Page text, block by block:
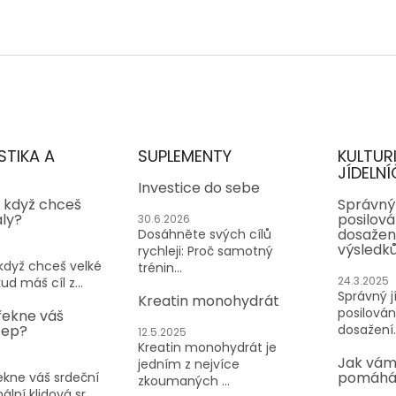
A
chceš
chceš velké
máš cíl z...
váš
váš srdeční
SUPLEMENTY
Investice do sebe
30.6.2026
Dosáhněte svých cílů
rychleji: Proč samotný
trénin...
Kreatin monohydrát
12.5.2025
Kreatin monohydrát je
jedním z nejvíce
zkoumaných ...
24.3.2025
Správný
Jak